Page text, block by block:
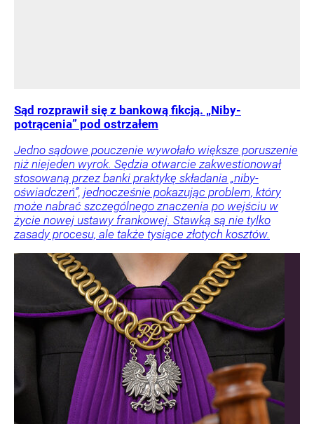
Sąd rozprawił się z bankową fikcją. „Niby-
potrącenia” pod ostrzałem
Jedno sądowe pouczenie wywołało większe poruszenie
niż niejeden wyrok. Sędzia otwarcie zakwestionował
stosowaną przez banki praktykę składania „niby-
oświadczeń”, jednocześnie pokazując problem, który
może nabrać szczególnego znaczenia po wejściu w
życie nowej ustawy frankowej. Stawką są nie tylko
zasady procesu, ale także tysiące złotych kosztów.